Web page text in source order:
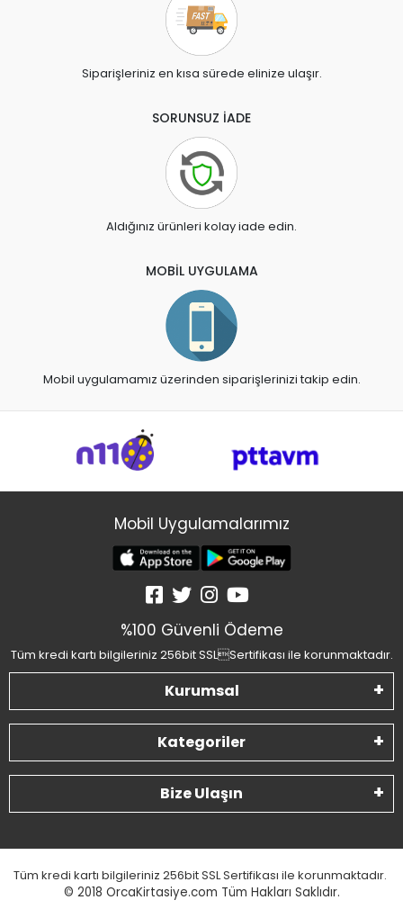
Siparişleriniz en kısa sürede elinize ulaşır.
SORUNSUZ İADE
Aldığınız ürünleri kolay iade edin.
MOBİL UYGULAMA
Mobil uygulamamız üzerinden siparişlerinizi takip edin.
Mobil Uygulamalarımız
%100 Güvenli Ödeme
Tüm kredi kartı bilgileriniz 256bit SSLSertifikası ile korunmaktadır.
Kurumsal
Kategoriler
Bize Ulaşın
Tüm kredi kartı bilgileriniz 256bit SSL Sertifikası ile korunmaktadır.
© 2018 OrcaKirtasiye.com Tüm Hakları Saklıdır.